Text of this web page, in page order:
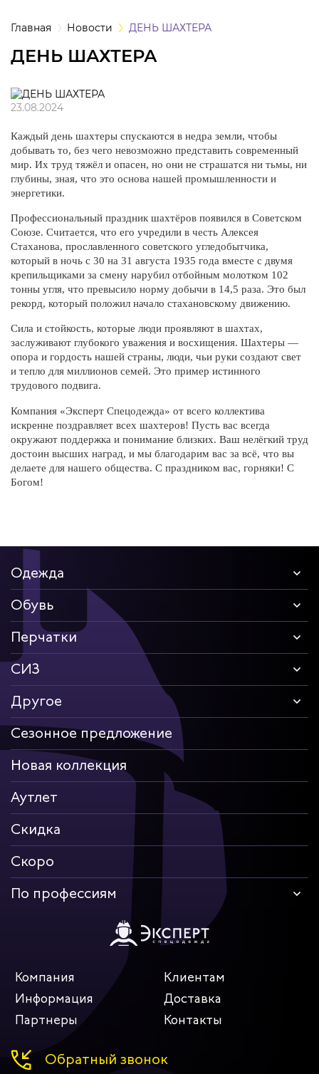
одежда
одежда
одежда
сред
услуг
и головные
Главная Новости ДЕНЬ ШАХТЕРА
ДЕНЬ ШАХТЕРА
23.08.2024
Каждый день шахтеры спускаются в недра земли, чтобы
добывать то, без чего невозможно представить современный
мир. Их труд тяжёл и опасен, но они не страшатся ни тьмы, ни
глубины, зная, что это основа нашей промышленности и
энергетики.
Профессиональный праздник шахтёров появился в Советском
Союзе. Считается, что его учредили в честь Алексея
Стаханова, прославленного советского угледобытчика,
который в ночь с 30 на 31 августа 1935 года вместе с двумя
крепильщиками за смену нарубил отбойным молотком 102
тонны угля, что превысило норму добычи в 14,5 раза. Это был
рекорд, который положил начало стахановскому движению.
Сила и стойкость, которые люди проявляют в шахтах,
заслуживают глубокого уважения и восхищения. Шахтеры —
опора и гордость нашей страны, люди, чьи руки создают свет
и тепло для миллионов семей. Это пример истинного
трудового подвига.
Компания «Эксперт Спецодежда» от всего коллектива
искренне поздравляет всех шахтеров! Пусть вас всегда
окружают поддержка и понимание близких. Ваш нелёгкий труд
достоин высших наград, и мы благодарим вас за всё, что вы
делаете для нашего общества. С праздником вас, горняки! С
Богом!
Одежда
Обувь
Перчатки
СИЗ
Другое
Сезонное предложение
Новая коллекция
Аутлет
Скидка
Скоро
По профессиям
Компания
Клиентам
Информация
Доставка
Партнеры
Контакты
Обратный звонок